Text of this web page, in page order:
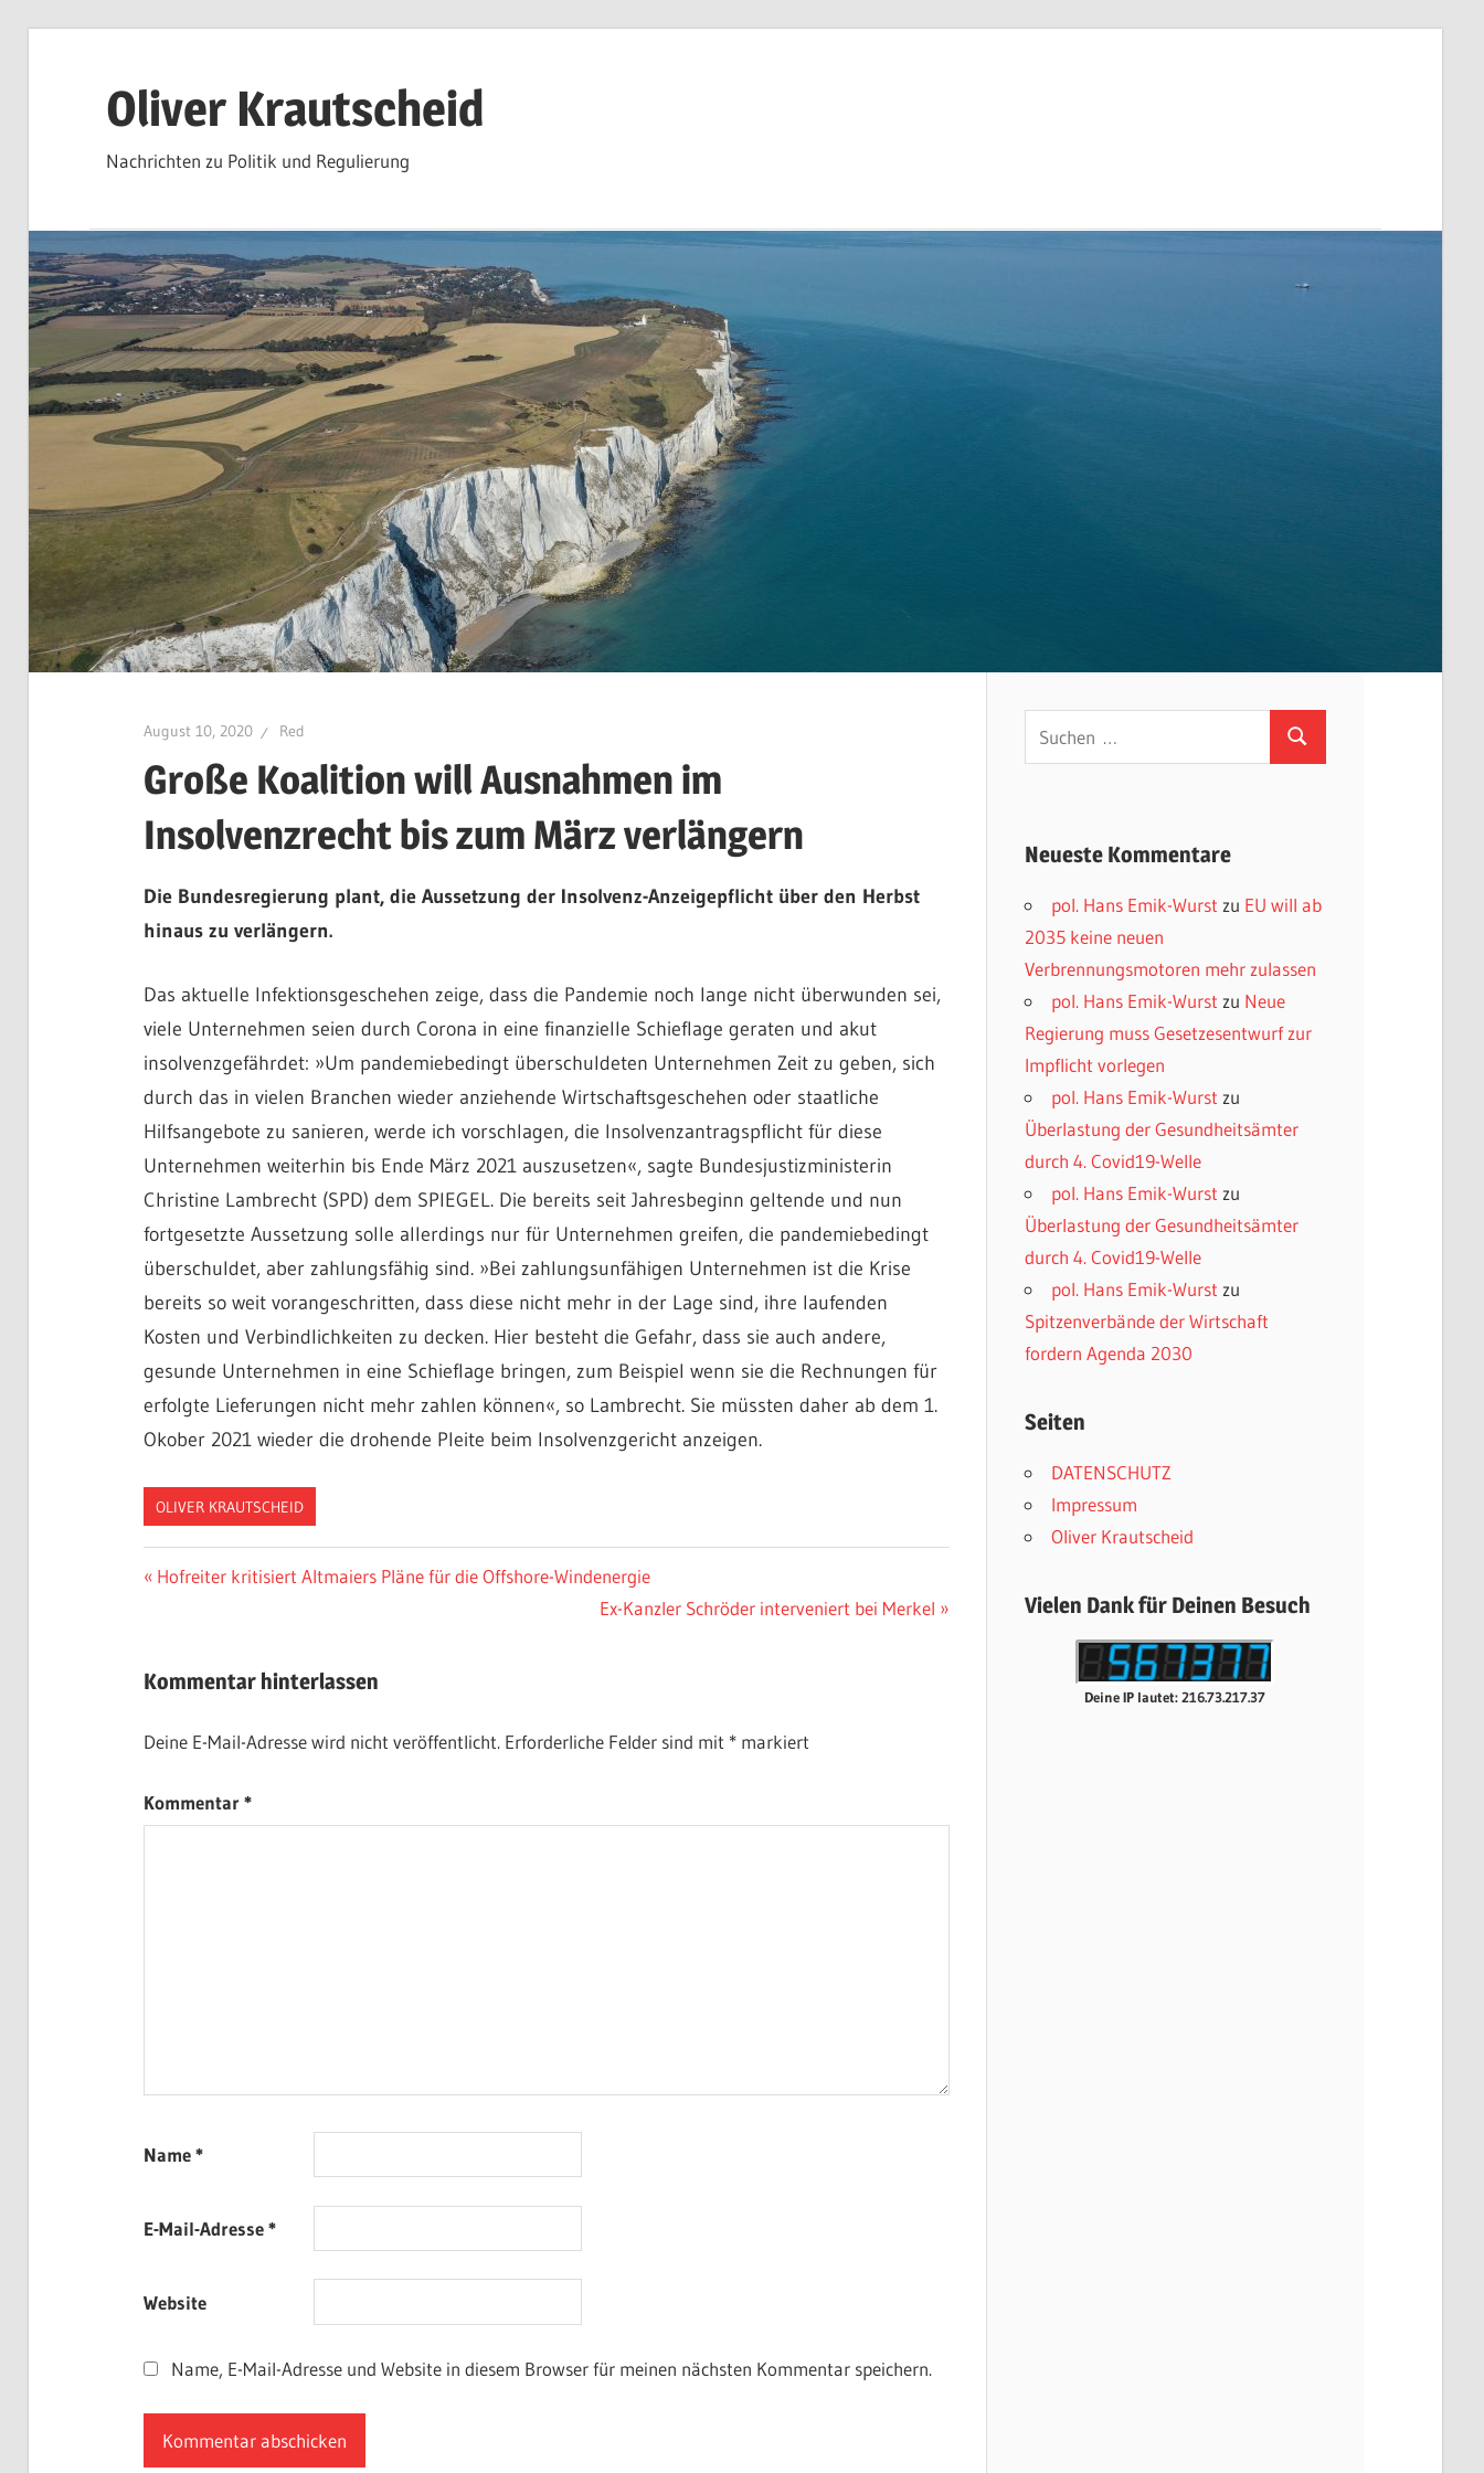
Oliver Krautscheid
Nachrichten zu Politik und Regulierung
August 10, 2020 Red
Große Koalition will Ausnahmen im
Insolvenzrecht bis zum März verlängern
Die Bundesregierung plant, die Aussetzung der Insolvenz-Anzeigepflicht über den Herbst
hinaus zu verlängern.
Das aktuelle Infektionsgeschehen zeige, dass die Pandemie noch lange nicht überwunden sei,
viele Unternehmen seien durch Corona in eine finanzielle Schieflage geraten und akut
insolvenzgefährdet: »Um pandemiebedingt überschuldeten Unternehmen Zeit zu geben, sich
durch das in vielen Branchen wieder anziehende Wirtschaftsgeschehen oder staatliche
Hilfsangebote zu sanieren, werde ich vorschlagen, die Insolvenzantragspflicht für diese
Unternehmen weiterhin bis Ende März 2021 auszusetzen«, sagte Bundesjustizministerin
Christine Lambrecht (SPD) dem SPIEGEL. Die bereits seit Jahresbeginn geltende und nun
fortgesetzte Aussetzung solle allerdings nur für Unternehmen greifen, die pandemiebedingt
überschuldet, aber zahlungsfähig sind. »Bei zahlungsunfähigen Unternehmen ist die Krise
bereits so weit vorangeschritten, dass diese nicht mehr in der Lage sind, ihre laufenden
Kosten und Verbindlichkeiten zu decken. Hier besteht die Gefahr, dass sie auch andere,
gesunde Unternehmen in eine Schieflage bringen, zum Beispiel wenn sie die Rechnungen für
erfolgte Lieferungen nicht mehr zahlen können«, so Lambrecht. Sie müssten daher ab dem 1.
Okober 2021 wieder die drohende Pleite beim Insolvenzgericht anzeigen.
OLIVER KRAUTSCHEID
Beitragsnavigation
Vorheriger
Hofreiter kritisiert Altmaiers Pläne für die Offshore-Windenergie
Nächster
Ex-Kanzler Schröder interveniert bei Merkel
Kommentar hinterlassen
Deine E-Mail-Adresse wird nicht veröffentlicht. Erforderliche Felder sind mit *markiert
Kommentar*
Name*
E-Mail-Adresse*
Website
Name, E-Mail-Adresse und Website in diesem Browser für meinen nächsten Kommentar speichern.
Suchen
Neueste Kommentare
pol. Hans Emik-Wurst zu EU will ab
2035 keine neuen
Verbrennungsmotoren mehr zulassen
pol. Hans Emik-Wurst zu Neue
Regierung muss Gesetzesentwurf zur
Impflicht vorlegen
pol. Hans Emik-Wurst zu
Überlastung der Gesundheitsämter
durch 4. Covid19-Welle
pol. Hans Emik-Wurst zu
Überlastung der Gesundheitsämter
durch 4. Covid19-Welle
pol. Hans Emik-Wurst zu
Spitzenverbände der Wirtschaft
fordern Agenda 2030
Seiten
DATENSCHUTZ
Impressum
Oliver Krautscheid
Vielen Dank für Deinen Besuch
Deine IP lautet: 216.73.217.37